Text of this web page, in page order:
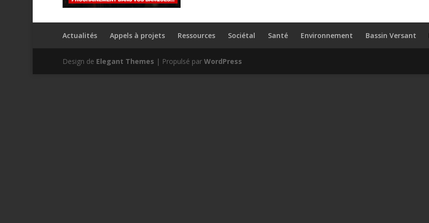
Actualités Appels à projets Ressources Sociétal Santé Environnement Bassin Versant
Design de Elegant Themes | Propulsé par WordPress